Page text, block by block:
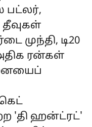
முந்தி, டி20
ரன்கள்
'தி ஹன்ட்ரட்'